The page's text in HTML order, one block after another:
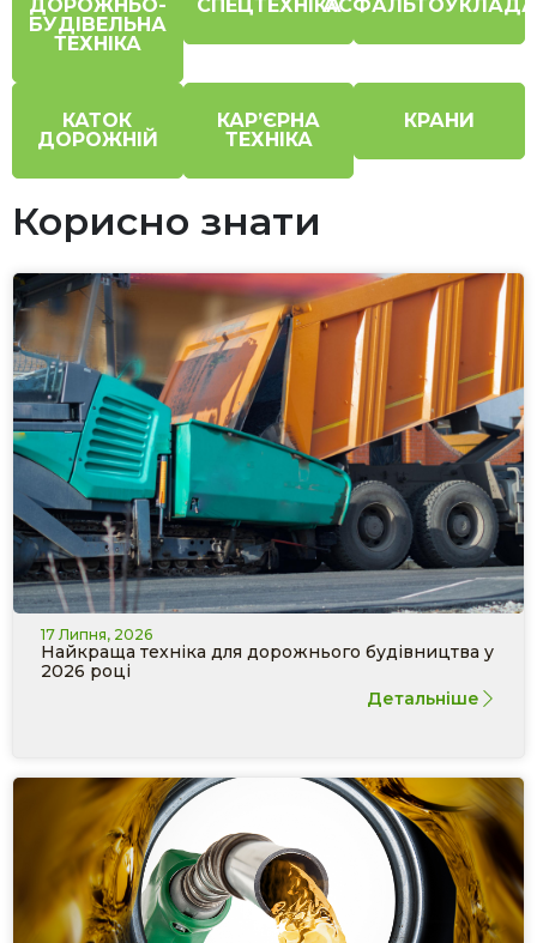
ДОРОЖНЬО-
БУДІВЕЛЬНА
ТЕХНІКА
СПЕЦТЕХНІКА
КАТОК
ДОРОЖНІЙ
КАР’ЄРНА
ТЕХНІКА
КРАНИ
Корисно знати
17 Липня, 2026
Найкраща техніка для дорожнього будівництва у
2026 році
Детальніше